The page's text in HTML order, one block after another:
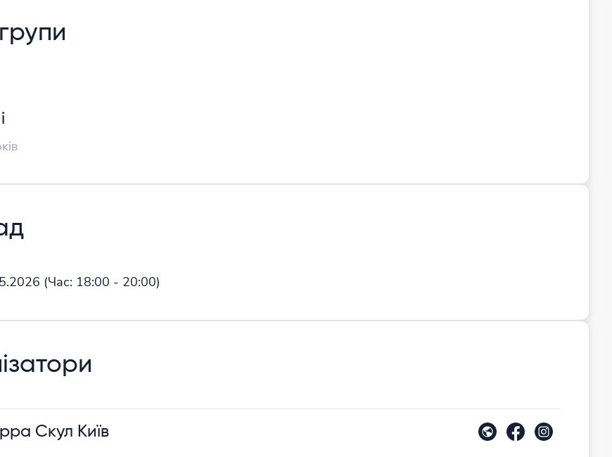
групи
(Час: 18:00 - 20:00)
Скул Київ